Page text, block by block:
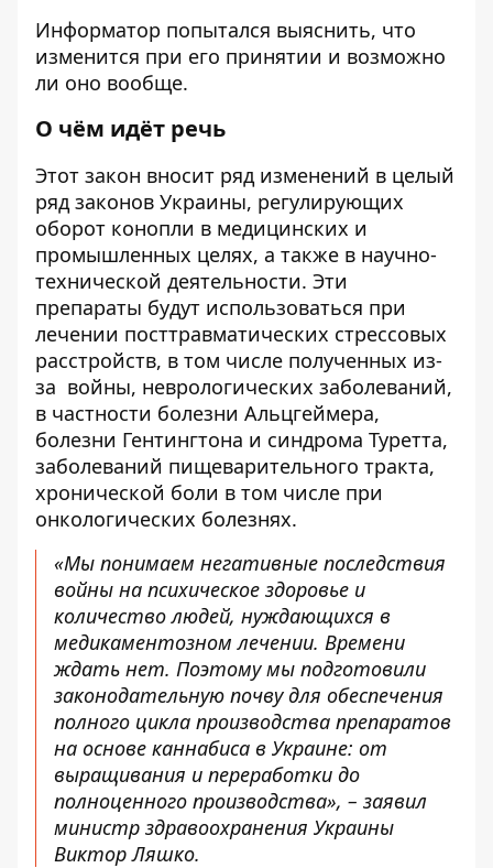
Информатор попытался выяснить, что
изменится при его принятии и возможно
ли оно вообще.
О чём идёт речь
Этот закон вносит ряд изменений в целый
ряд законов Украины, регулирующих
оборот конопли в медицинских и
промышленных целях, а также в научно-
технической деятельности. Эти
препараты будут использоваться при
лечении посттравматических стрессовых
расстройств, в том числе полученных из-
за войны, неврологических заболеваний,
в частности болезни Альцгеймера,
болезни Гентингтона и синдрома Туретта,
заболеваний пищеварительного тракта,
хронической боли в том числе при
онкологических болезнях.
«Мы понимаем негативные последствия
войны на психическое здоровье и
количество людей, нуждающихся в
медикаментозном лечении. Времени
ждать нет. Поэтому мы подготовили
законодательную почву для обеспечения
полного цикла производства препаратов
на основе каннабиса в Украине: от
выращивания и переработки до
полноценного производства», – заявил
министр здравоохранения Украины
Виктор Ляшко.